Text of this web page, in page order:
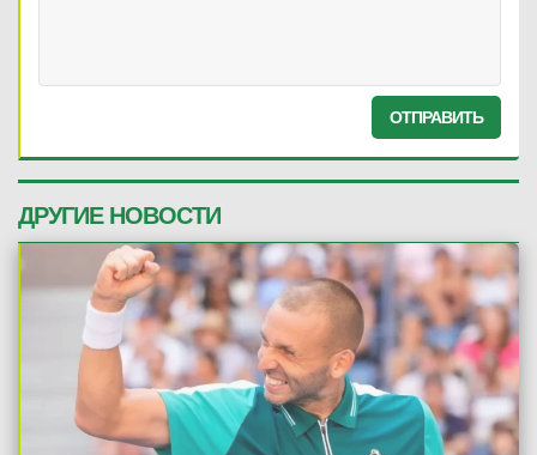
ОТПРАВИТЬ
ДРУГИЕ НОВОСТИ